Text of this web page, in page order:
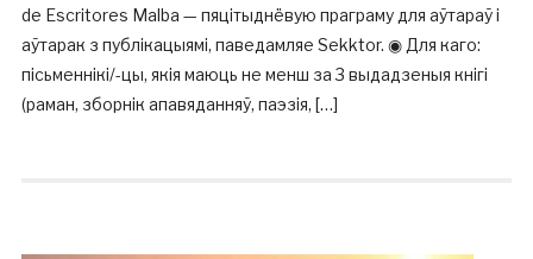
de Escritores Malba — пяцітыднёвую праграму для аўтараў і
аўтарак з публікацыямі, паведамляе Sekktor. ◉ Для каго:
пісьменнікі/-цы, якія маюць не менш за 3 выдадзеныя кнігі
(раман, зборнік апавяданняў, паэзія, […]